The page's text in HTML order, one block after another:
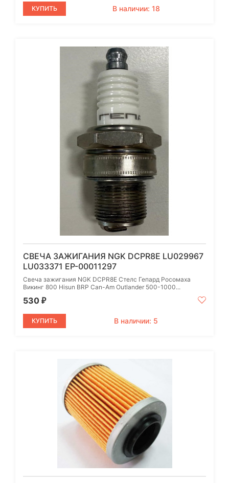
КУПИТЬ В наличии: 18
СВЕЧА ЗАЖИГАНИЯ NGK DCPR8E LU029967
LU033371 EP-00011297
Свеча зажигания NGK DCPR8E Стелс Гепард Росомаха
Викинг 800 Hisun BRP Can-Am Outlander 500-1000...
530 ₽
КУПИТЬ В наличии: 5